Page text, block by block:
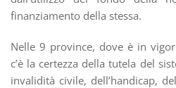
finanziamento della stessa.
Nelle 9 province, dove è in
c’è la certezza della tutela del
invalidità civile, dell’handicap,